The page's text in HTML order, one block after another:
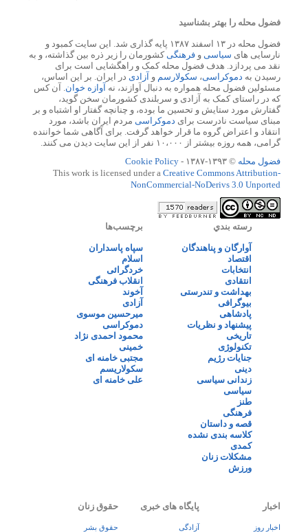
فضول محله را بهتر بشناسید
فضول محله در ۱۳ اسفند ۱۳۸۷ پایه گذاری شد. این سایت کمبود و
نارسایی های سیاسی و فرهنگیکشورمان را زیر ذره بین گذاشته، و به
نقد می پردازد. هدف فضول محله کمک و راهگشایی است برای
رسیدن به دموکراسی، سکولارسم و آزادی در ایران. بر این اساس،
مسئولین فضول محله همواره به دنبال آوازند، نه آوازه خوان. آن کس
که در راستای کمک به آزادی و سربلندی کشورمان سخن گوید،
گفتارش مورد ستایش و تحسین ما بوده، و چنانچه گفتار او اشتباه و بر
مبنای سیاست نادرست برای دموکراسی مردم ایران باشد، مورد
انتقاد و اعتراض گروه ما قرار خواهد گرفت. برای آگاهی شما خواننده
گرامی، همه روزه بیشتر از ۱۰،۰۰۰ نفر از این سایت دیدن می کنند.
فضول محله © ۱۳۹۳-۱۳۸۷ -
Cookie Policy
This work is licensed under a Creative Commons Attribution-
NonCommercial-NoDerivs 3.0 Unported
رسته بندي
آوارگان و پناهندگان
اقتصاد
انتخابات
انتقادی
بهداشت و تندرستی
بیوگرافی
پادشاهی
پیشنهاد و نظریات
تاریخی
تکنولوژی
جنایات رژیم
دینی
زندانی سیاسی
سیاسی
طنز
فرهنگی
قصه و داستان
کلاسه بندی نشده
کمدی
مشکلات زنان
ورزش
برچسب‌ها
سپاه پاسداران
اسلام
خردگرائی
انقلاب فرهنگی
آخوند
آزادی
میرحسین موسوی
دموکراسی
محمود احمدی نژاد
خمینی
مجتبی خامنه ای
سکولاریسم
علی خامنه ای
اخبار
اخبار روز
پایگاه های خبری
آزادگی
حقوق زنان
حقوق بشر